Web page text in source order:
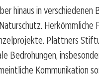
hinaus in verschiedenen
Herkömmliche
Plattners
Bedrohungen,
Kommunikation